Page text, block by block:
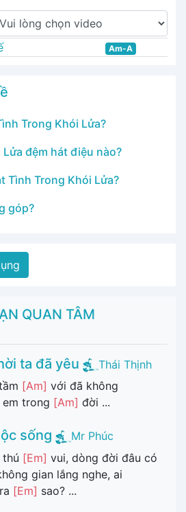
Am-A
Trong Khói Lửa?
đệm hát điệu nào?
Tình Trong Khói Lửa?
góp?
QUAN TÂM
ta đã yêu
Thái Thịnh
[Am] với đã không
trong [Am] đời ...
sống
Mr Phúc
[Em] vui, dòng đời đâu có
gian lắng nghe, ai
[Em] sao? ...